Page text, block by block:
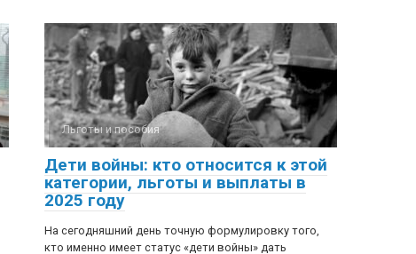
Льготы и пособия
Дети войны: кто относится к этой
категории, льготы и выплаты в
2025 году
На сегодняшний день точную формулировку того,
кто именно имеет статус «дети войны» дать